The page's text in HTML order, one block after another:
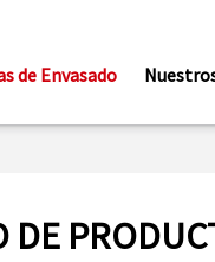
de Envasado
DE